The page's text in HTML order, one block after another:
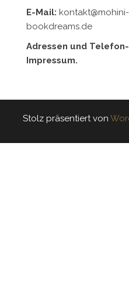
E-Mail:
bookdreams.de
Adressen und
Impressum.
Stolz präsentiert von